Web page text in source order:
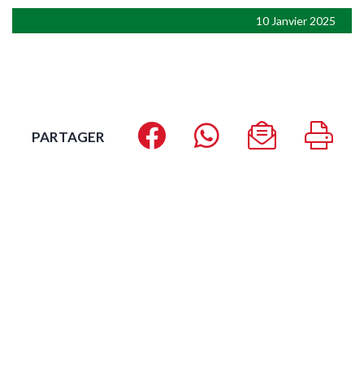
10 Janvier 2025
PARTAGER